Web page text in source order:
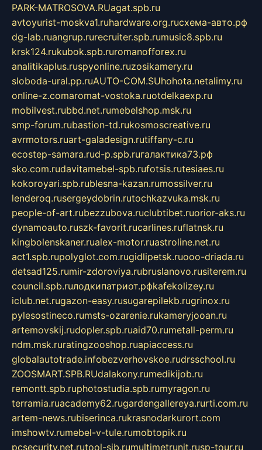
PARK-MATROSOVA.RUagat.spb.ru
avtoyurist-moskva1.ruhardware.org.ruсхема-авто.рф
dg-lab.ruangrup.rurecruiter.spb.rumusic8.spb.ru
krsk124.rukubok.spb.ruromanofforex.ru
analitikaplus.ruspyonline.ruzosikamery.ru
sloboda-ural.pp.ruAUTO-COM.SUhohota.netalimy.ru
online-z.comaromat-vostoka.ruotdelkaexp.ru
mobilvest.rubbd.net.rumebelshop.msk.ru
smp-forum.rubastion-td.rukosmoscreative.ru
avrmotors.ruart-galadesign.rutiffany-c.ru
ecostep-samara.rud-p.spb.ruгалактика73.рф
sko.com.rudavitamebel-spb.rufotsis.rutesiaes.ru
kokoroyari.spb.rublesna-kazan.rumossilver.ru
lenderoq.rusergeydobrin.rutochkazvuka.msk.ru
people-of-art.rubezzubova.ruclubtibet.ruorior-aks.ru
dynamoauto.ruszk-favorit.rucarlines.ruflatnsk.ru
kingbolenskaner.rualex-motor.ruastroline.net.ru
act1.spb.rupolyglot.com.rugidlipetsk.ruooo-driada.ru
detsad125.rumir-zdoroviya.rubruslanovo.rusiterem.ru
council.spb.ruлодкипатриот.рфkafekolizey.ru
iclub.net.rugazon-easy.rusugarepilekb.rugrinox.ru
pylesostineco.rumsts-ozarenie.rukameryjooan.ru
artemovskij.rudopler.spb.ruaid70.rumetall-perm.ru
ndm.msk.ruratingzooshop.ruapiaccess.ru
globalautotrade.infobezverhovskoe.rudrsschool.ru
ZOOSMART.SPB.RUdalakony.rumedikijob.ru
remontt.spb.ruphotostudia.spb.rumyragon.ru
terramia.ruacademy62.rugardengallereya.rurti.com.ru
artem-news.rubiserinca.rukrasnodarkurort.com
imshowtv.rumebel-v-tule.rumobtopik.ru
pcsecurity.net.rutool-sib.rumultimetrunit.rusp-tour.ru